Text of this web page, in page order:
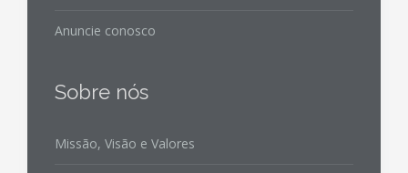
Anuncie conosco
Sobre nós
Missão, Visão e Valores